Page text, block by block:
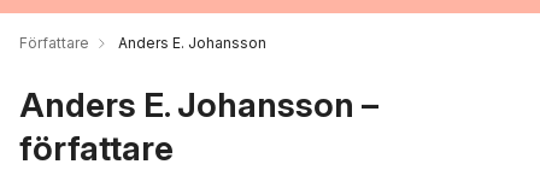
Författare Anders E. Johansson
Anders E. Johansson –
författare